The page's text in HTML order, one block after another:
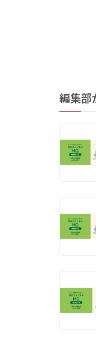
編集部